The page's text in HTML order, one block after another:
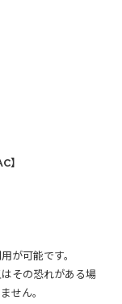
】
が可能です。
その恐れがある場
せん。